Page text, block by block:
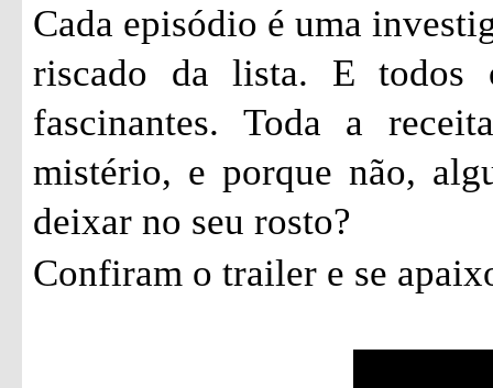
Cada episódio é uma
riscado da lista. E todos
fascinantes. Toda a
mistério, e porque não,
deixar no seu rosto?
Confiram o trailer e se